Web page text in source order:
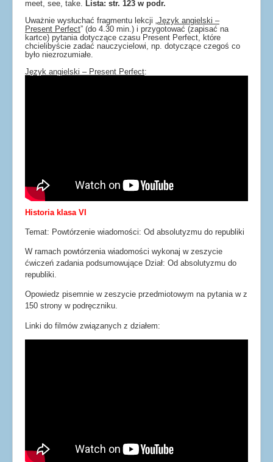
meet, see, take.
Lista: str. 123 w podr.
Uważnie wysłuchać fragmentu lekcji „ Język angielski –
Present Perfect” (do 4.30 min.) i przygotować (zapisać na
kartce) pytania dotyczące czasu Present Perfect, które
chcielibyście zadać nauczycielowi, np. dotyczące czegoś co
było niezrozumiałe.
Język angielski – Present Perfect:
Historia klasa VI
Temat: Powtórzenie wiadomości: Od absolutyzmu do republiki
W ramach powtórzenia wiadomości wykonaj w zeszycie
ćwiczeń zadania podsumowujące Dział: Od absolutyzmu do
republiki.
Opowiedz pisemnie w zeszycie przedmiotowym na pytania w z
150 strony w podręczniku.
Linki do filmów związanych z działem: